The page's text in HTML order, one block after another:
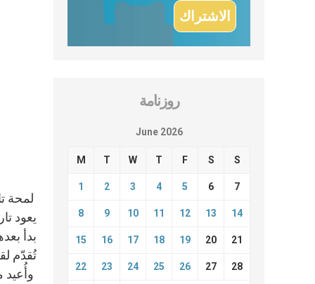
لمحة
بدأ
تُقدّم
وأُعيد
روزنامة
June 2026
M T W T F S S
1 2 3 4 5 6 7
8 9 10 11 12 13 14
15 16 17 18 19 20 21
22 23 24 25 26 27 28